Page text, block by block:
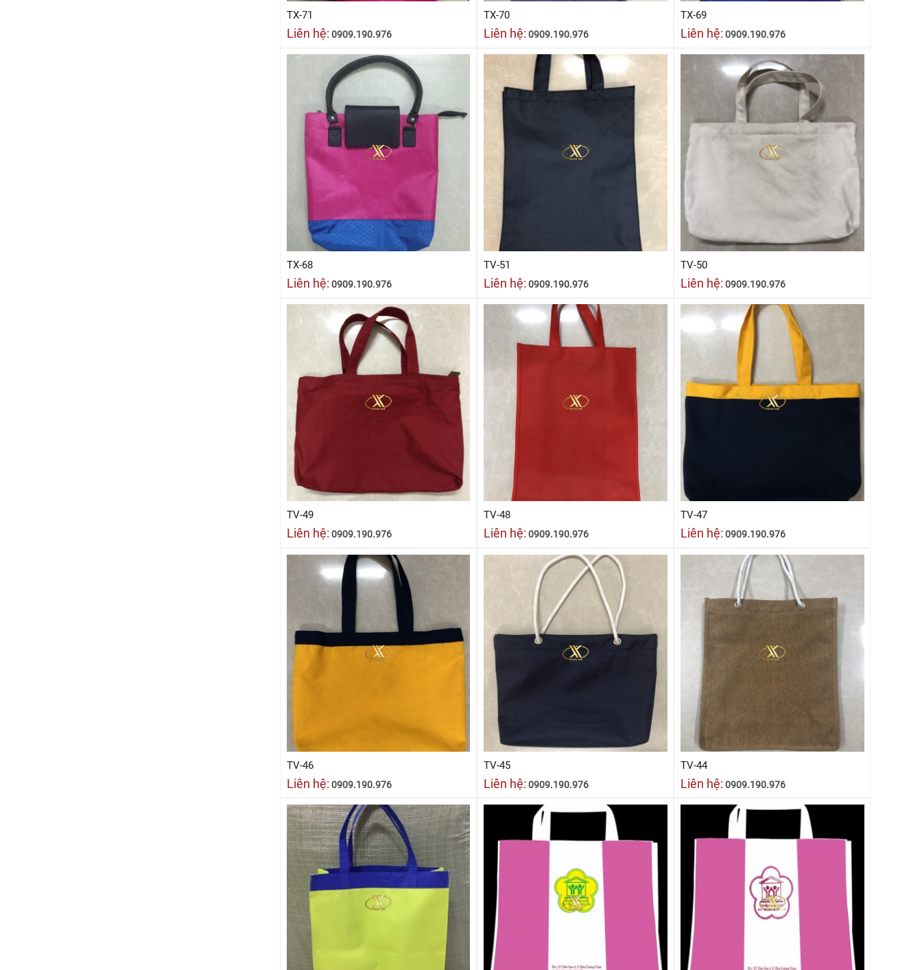
TX-71
Liên hệ: 0909.190.976
TX-70
Liên hệ: 0909.190.976
TX-69
Liên hệ: 0909.190.976
TX-68
Liên hệ: 0909.190.976
TV-51
Liên hệ: 0909.190.976
TV-50
Liên hệ: 0909.190.976
TV-49
Liên hệ: 0909.190.976
TV-48
Liên hệ: 0909.190.976
TV-47
Liên hệ: 0909.190.976
TV-46
Liên hệ: 0909.190.976
TV-45
Liên hệ: 0909.190.976
TV-44
Liên hệ: 0909.190.976